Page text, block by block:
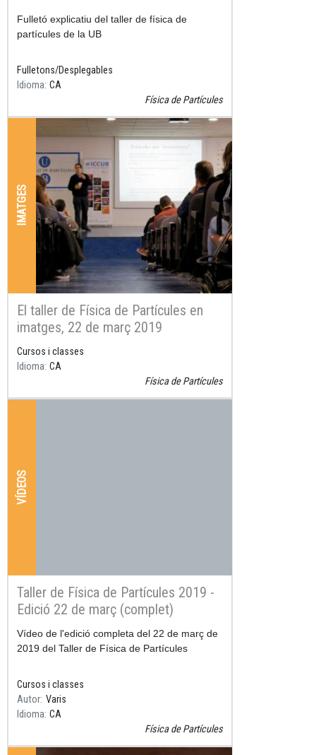
Resum
Fulletó explicatiu del taller de física de
partícules de la UB
Fulletons/Desplegables
Idioma CA
Física de Partícules
IMATGES
El taller de Física de Partícules en
imatges, 22 de març 2019
Cursos i classes
Idioma CA
Física de Partícules
VÍDEOS
Taller de Física de Partícules 2019 -
Edició 22 de març (complet)
Resum
Vídeo de l'edició completa del 22 de març de
2019 del Taller de Física de Partícules
Cursos i classes
Autor Varis
Idioma CA
Física de Partícules